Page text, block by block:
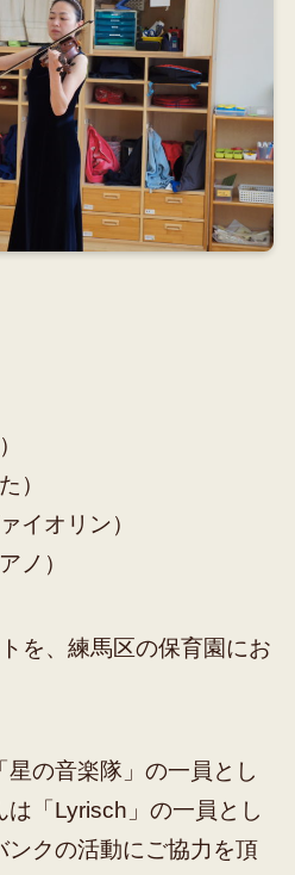
）
イオリン）
ノ）
を、練馬区の保育園にお
星の音楽隊」の一員とし
「Lyrisch」の一員とし
ンクの活動にご協力を頂